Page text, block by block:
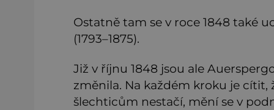
Ostatně tam se v roce 1848 také
(1793–1875).
Již v říjnu 1848 jsou ale
změnila. Na každém kroku je cítit,
šlechticům nestačí, mění se v